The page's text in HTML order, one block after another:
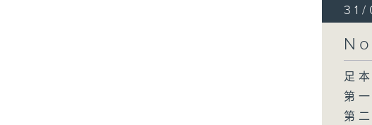
足
第
第